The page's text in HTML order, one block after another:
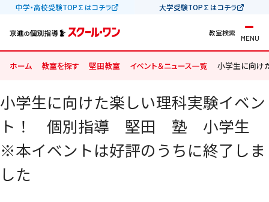
中学・高校受験TOP∑はコチラ 大学受験TOP∑はコチラ
教室検索
MENU
ホーム 教室を探す 堅田教室 イベント＆ニュース一覧 小学生に向け
小学生に向けた楽しい理科実験イベン
ト！ 個別指導 堅田 塾 小学生
※本イベントは好評のうちに終了しま
した